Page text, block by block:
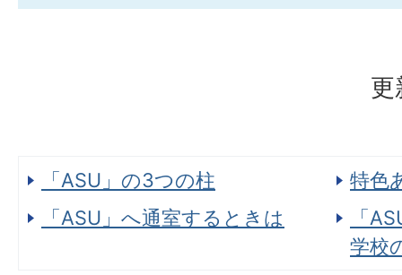
更
「ASU」の3つの柱
特色
「ASU」へ通室するときは
「
学校